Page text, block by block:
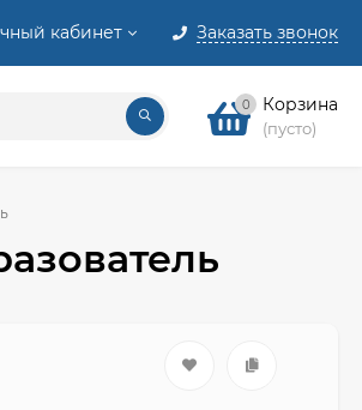
кабинет Заказать звонок
0 Корзина
(пусто)